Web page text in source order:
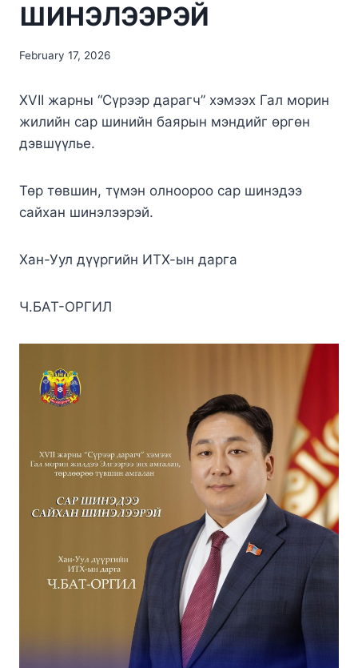
ШИНЭЛЭЭРЭЙ
February 17, 2026
XVII жарны “Сүрээр дарагч” хэмээх Гал морин
жилийн сар шинийн баярын мэндийг өргөн
дэвшүүлье.
Төр төвшин, түмэн олноороо сар шинэдээ
сайхан шинэлээрэй.
Хан-Уул дүүргийн ИТХ-ын дарга
Ч.БАТ-ОРГИЛ